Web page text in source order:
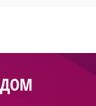
ДОМ